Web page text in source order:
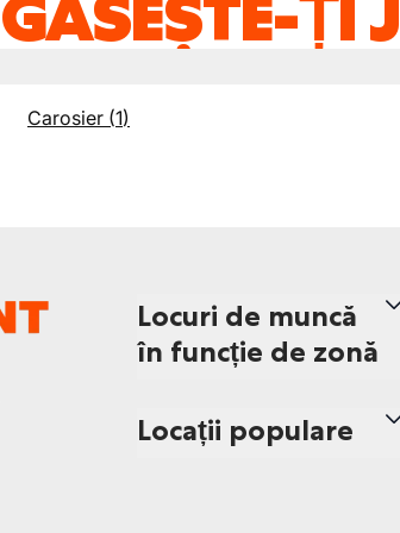
GĂSEȘTE-ȚI
Carosier (1)
Locuri de muncă
în funcție de zonă
Locații populare